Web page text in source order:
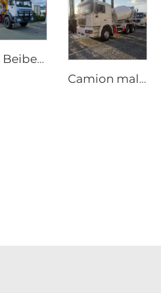
Usine Beiben Fourniture de transport spécial Tout-terrain 4X4 6x6 Camion-grue à flèche rigide pliante
Camion malaxeur mobile Shacman neuf, tambour malaxeur de 8m3 à 10m3, prix du camion malaxeur pour béton